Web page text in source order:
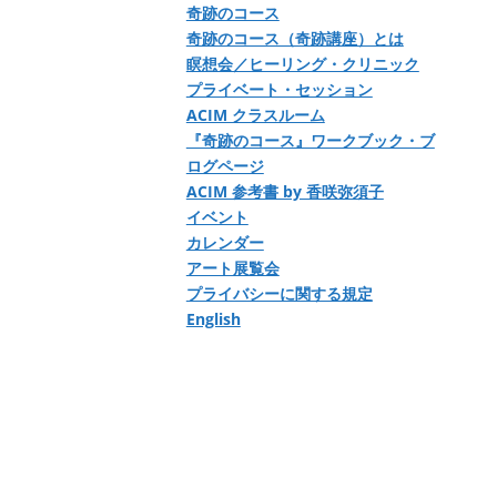
奇跡のコース
奇跡のコース（奇跡講座）とは
瞑想会／ヒーリング・クリニック
プライベート・セッション
ACIM クラスルーム
『奇跡のコース』ワークブック・ブ
ログページ
ACIM 参考書 by 香咲弥須子
イベント
カレンダー
アート展覧会
プライバシーに関する規定
English